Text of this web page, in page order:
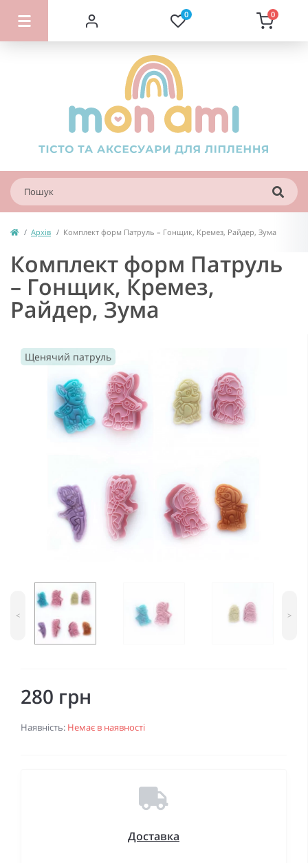
0 0
Архів Комплект форм Патруль – Гонщик, Кремез, Райдер, Зума
Комплект форм Патруль
– Гонщик, Кремез,
Райдер, Зума
Щенячий патруль
< >
280 грн
Наявність: Немає в наявності
Доставка